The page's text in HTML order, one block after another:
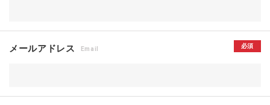
メールアドレス Email 必須